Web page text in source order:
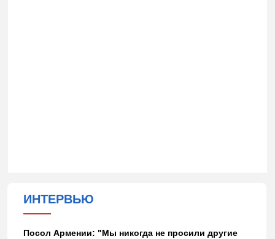
ИНТЕРВЬЮ
Посол Армении: "Мы никогда не просили другие